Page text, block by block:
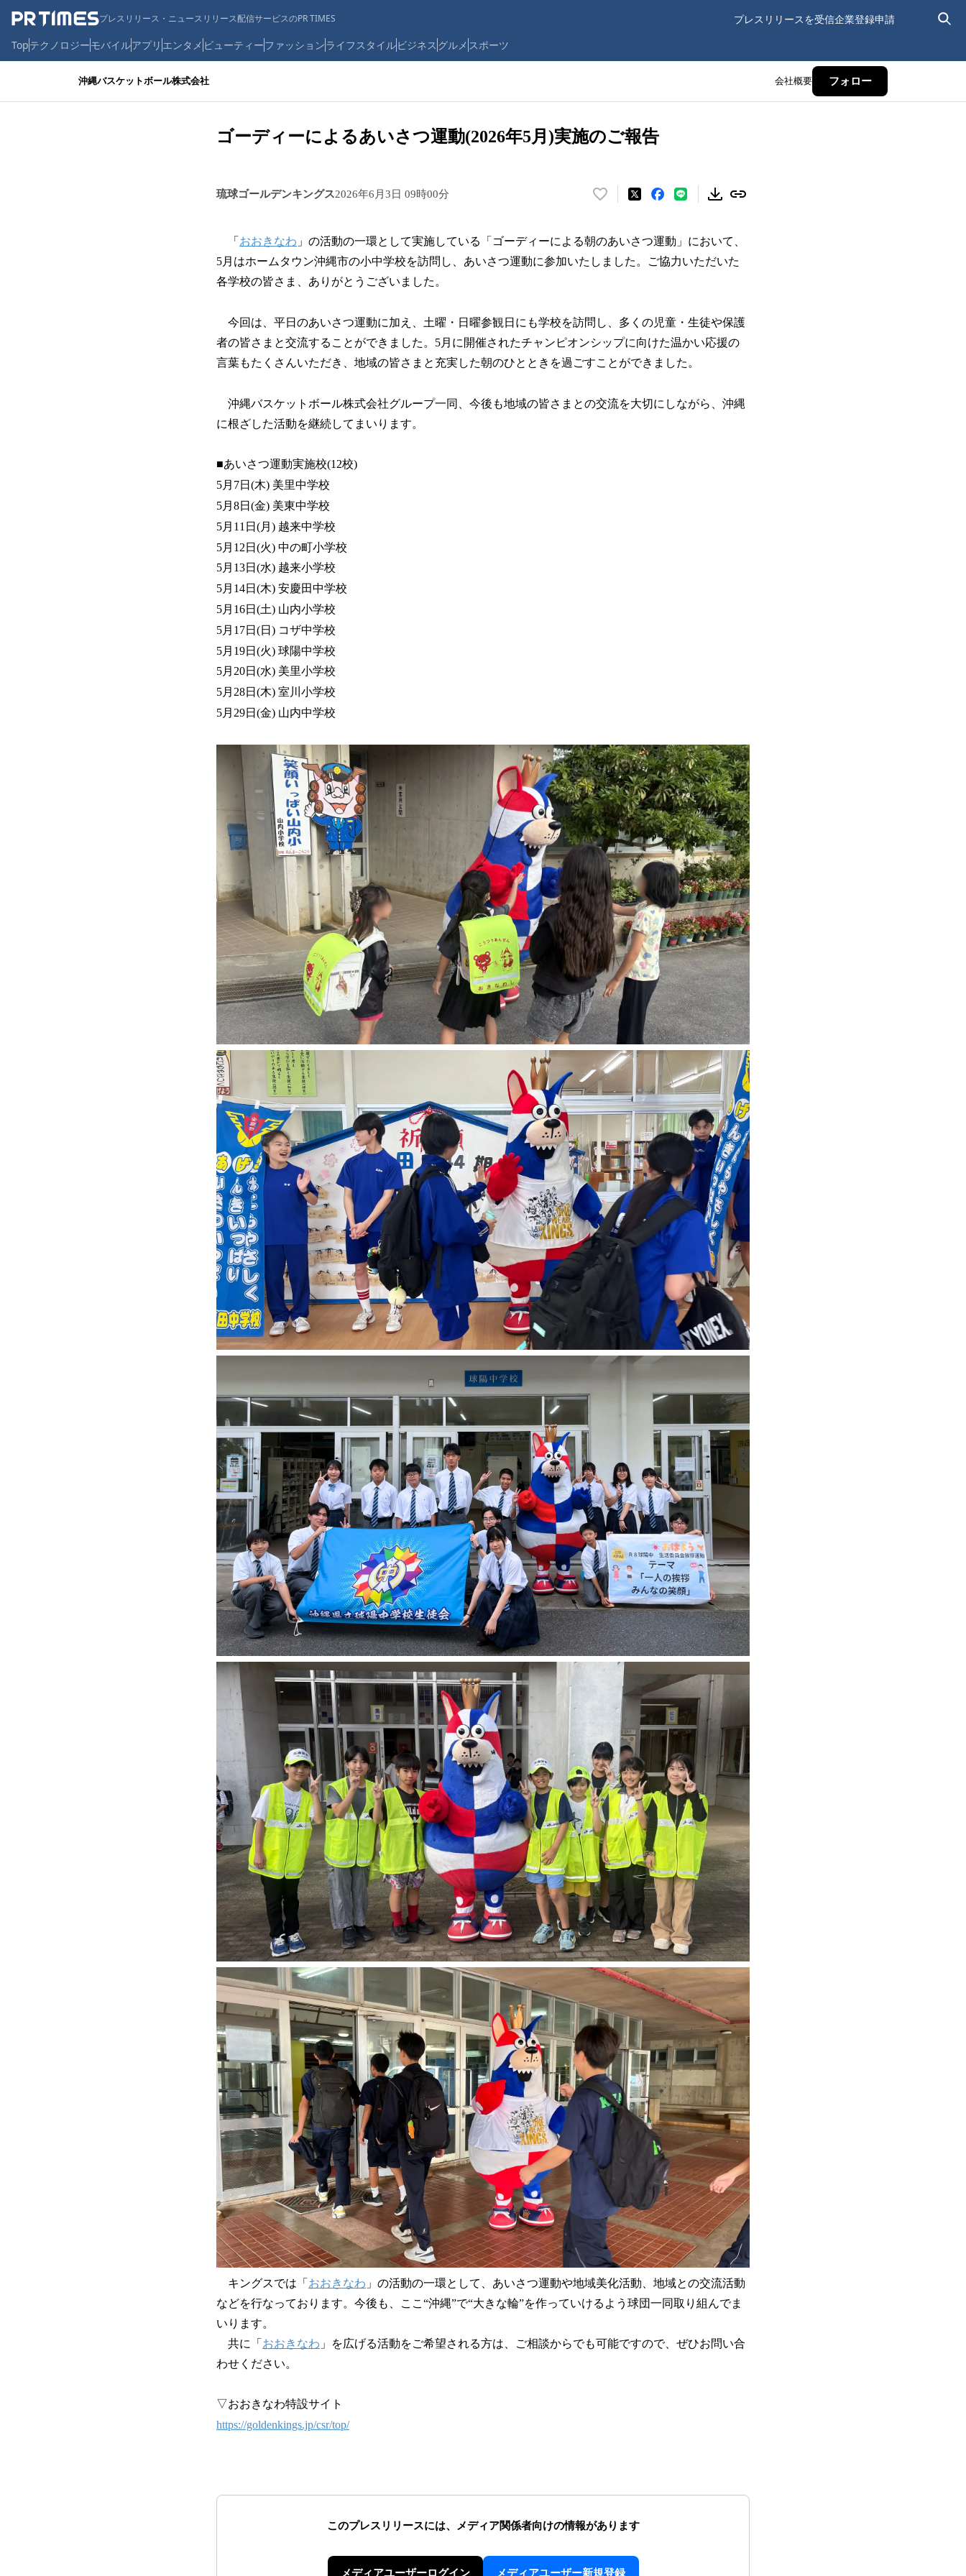
プレスリリース・ニュースリリース配信サービスのPR TIMES プレスリリースを受信企業登録申請
Topテクノロジーモバイルアプリ エンタメ ビューティーファッションライフスタイルビジネス グルメ スポーツ
沖縄バスケットボール株式会社 会社概要 フォロー
ゴーディーによるあいさつ運動(2026年5月)実施のご報告
琉球ゴールデンキングス2026年6月3日 09時00分
い
！
数
込
中
で
「 おおきなわ 」の活動の一環として実施している「ゴーディーによる朝のあいさつ運動」において、
5月はホームタウン沖縄市の小中学校を訪問し、あいさつ運動に参加いたしました。ご協力いただいた
各学校の皆さま、ありがとうございました。
今回は、平日のあいさつ運動に加え、土曜・日曜参観日にも学校を訪問し、多くの児童・生徒や保護
者の皆さまと交流することができました。5月に開催されたチャンピオンシップに向けた温かい応援の
言葉もたくさんいただき、地域の皆さまと充実した朝のひとときを過ごすことができました。
沖縄バスケットボール株式会社グループ一同、今後も地域の皆さまとの交流を大切にしながら、沖縄
に根ざした活動を継続してまいります。
■あいさつ運動実施校(12校)
5月7日(木) 美里中学校
5月8日(金) 美東中学校
5月11日(月) 越来中学校
5月12日(火) 中の町小学校
5月13日(水) 越来小学校
5月14日(木) 安慶田中学校
5月16日(土) 山内小学校
5月17日(日) コザ中学校
5月19日(火) 球陽中学校
5月20日(水) 美里小学校
5月28日(木) 室川小学校
5月29日(金) 山内中学校
キングスでは「 おおきなわ 」の活動の一環として、あいさつ運動や地域美化活動、地域との交流活動
などを行なっております。今後も、ここ“沖縄”で“大きな輪”を作っていけるよう球団一同取り組んでま
いります。
共に「 おおきなわ 」を広げる活動をご希望される方は、ご相談からでも可能ですので、ぜひお問い合
わせください。
▽おおきなわ特設サイト
https://goldenkings.jp/csr/top/
このプレスリリースには、 メディア関係者向けの情報があります
メディアユーザーログイン メディアユーザー新規登録